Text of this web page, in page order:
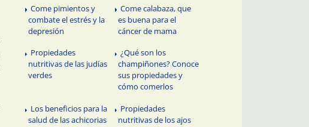
Come pimientos y
combate el estrés y la
depresión
Come calabaza, que
es buena para el
cáncer de mama
Propiedades
nutritivas de las judías
verdes
¿Qué son los
champiñones? Conoce
sus propiedades y
cómo comerlos
Los beneficios para la
salud de las achicorias
Propiedades
nutritivas de los ajos